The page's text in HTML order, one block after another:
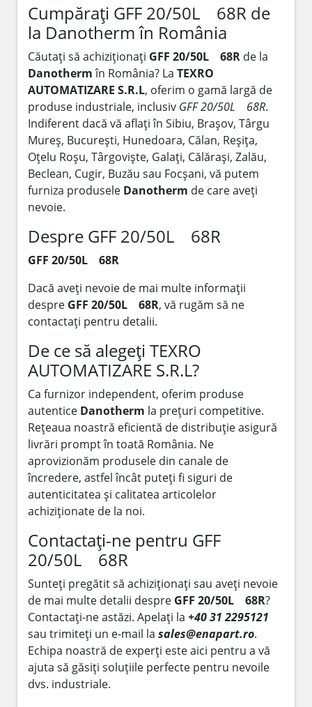
Cumpărați GFF 20/50L 68R de
la Danotherm în România
Căutați să achiziționați GFF 20/50L 68R de la
Danothermîn România? La TEXRO
AUTOMATIZARE S.R.L, oferim o gamă largă de
produse industriale, inclusiv GFF 20/50L 68R.
Indiferent dacă vă aflați în Sibiu, Brașov, Târgu
Mureș, București, Hunedoara, Călan, Reșița,
Oțelu Roșu, Târgoviște, Galați, Călărași, Zalău,
Beclean, Cugir, Buzău sau Focșani, vă putem
furniza produsele Danotherm de care aveți
nevoie.
Despre GFF 20/50L 68R
GFF 20/50L 68R
Dacă aveți nevoie de mai multe informații
despre GFF 20/50L 68R, vă rugăm să ne
contactați pentru detalii.
De ce să alegeți TEXRO
AUTOMATIZARE S.R.L?
Ca furnizor independent, oferim produse
autentice Danotherm la prețuri competitive.
Rețeaua noastră eficientă de distribuție asigură
livrări prompt în toată România. Ne
aprovizionăm produsele din canale de
încredere, astfel încât puteți fi siguri de
autenticitatea și calitatea articolelor
achiziționate de la noi.
Contactați-ne pentru GFF
20/50L 68R
Sunteți pregătit să achiziționați sau aveți nevoie
de mai multe detalii despre GFF 20/50L 68R?
Contactați-ne astăzi. Apelați la +40 31 2295121
sau trimiteți un e-mail la sales@enapart.ro.
Echipa noastră de experți este aici pentru a vă
ajuta să găsiți soluțiile perfecte pentru nevoile
dvs. industriale.